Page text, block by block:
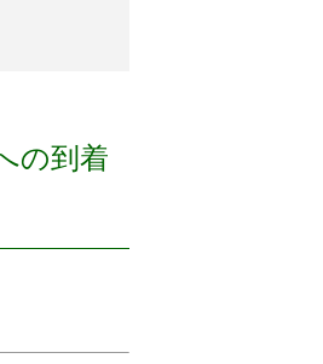
の到着